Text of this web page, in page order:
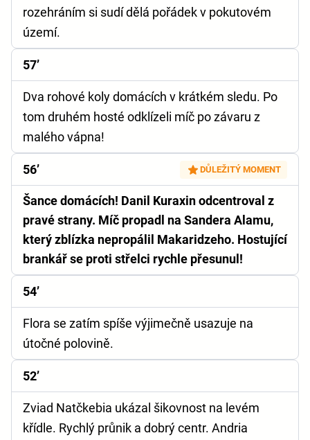
rozehráním si sudí dělá pořádek v pokutovém
území.
57’
Dva rohové koly domácích v krátkém sledu. Po
tom druhém hosté odklízeli míč po závaru z
malého vápna!
56’ DŮLEŽITÝ MOMENT
Šance domácích! Danil Kuraxin odcentroval z
pravé strany. Míč propadl na Sandera Alamu,
který zblízka nepropálil Makaridzeho. Hostující
brankář se proti střelci rychle přesunul!
54’
Flora se zatím spíše výjimečně usazuje na
útočné polovině.
52’
Zviad Natčkebia ukázal šikovnost na levém
křídle. Rychlý průnik a dobrý centr. Andria